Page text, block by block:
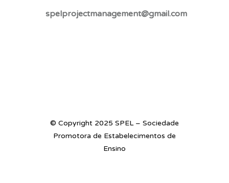
spelprojectmanagement@gmail.com
© Copyright 2025 SPEL – Sociedade
Promotora de Estabelecimentos de
Ensino